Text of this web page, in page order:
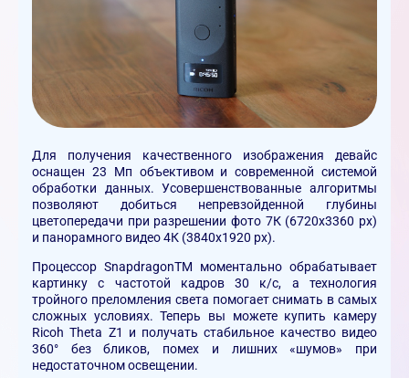
Для получения качественного изображения девайс
оснащен 23 Мп объективом и современной системой
обработки данных. Усовершенствованные алгоритмы
позволяют добиться непревзойденной глубины
цветопередачи при разрешении фото 7К (6720х3360 px)
и панорамного видео 4К (3840х1920 px).
Процессор SnapdragonTM моментально обрабатывает
картинку с частотой кадров 30 к/с, а технология
тройного преломления света помогает снимать в самых
сложных условиях. Теперь вы можете купить камеру
Ricoh Theta Z1 и получать стабильное качество видео
360° без бликов, помех и лишних «шумов» при
недостаточном освещении.